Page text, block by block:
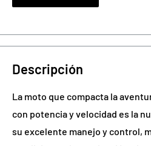
Descripción
La moto que compacta la
con potencia y velocidad es la
su excelente manejo y control,